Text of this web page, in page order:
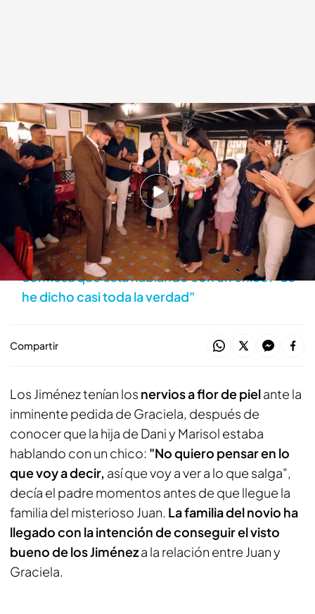
Así ha sido la pedida entre Graciela y Juan.cuatro.com
Los Gipsy Kings
12 FEB 2026 - 01:00h.
Antes de la pedida, Graciela y Dani comparten
una íntima conversación sobre su futuro
¡Bombazo! Graciela se abre con su madre y le
confiesa que está hablando con un chico: "Le
he dicho casi toda la verdad"
Compartir
Los Jiménez tenían los nervios a flor de pielante la
inminente pedida de Graciela, después de
conocer que la hija de Dani y Marisol estaba
hablando con un chico: "No quiero pensar en lo
que voy a decir, así que voy a ver a lo que salga",
decía el padre momentos antes de que llegue la
familia del misterioso Juan. La familia del novio ha
llegado con la intención de conseguir el visto
bueno de los Jiméneza la relación entre Juan y
Graciela.